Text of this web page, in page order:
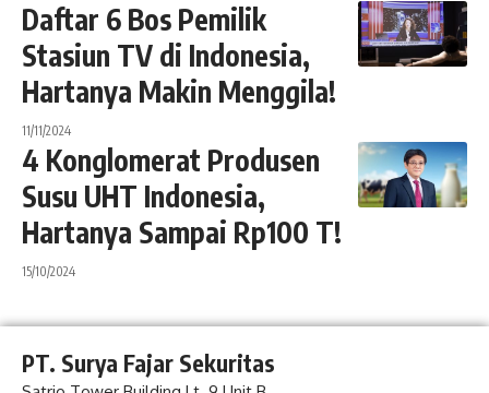
Daftar 6 Bos Pemilik
Stasiun TV di Indonesia,
Hartanya Makin Menggila!
11/11/2024
4 Konglomerat Produsen
Susu UHT Indonesia,
Hartanya Sampai Rp100 T!
15/10/2024
PT. Surya Fajar Sekuritas